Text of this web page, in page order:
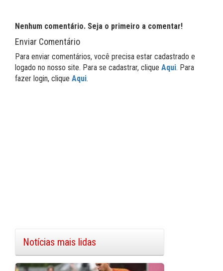
Nenhum comentário. Seja o primeiro a comentar!
Enviar Comentário
Para enviar comentários, você precisa estar cadastrado e
logado no nosso site. Para se cadastrar, clique Aqui. Para
fazer login, clique Aqui.
Notícias mais lidas